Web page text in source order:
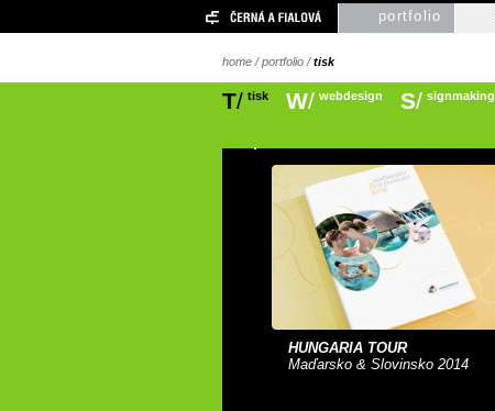
portfolio
home /portfolio /tisk
T/ tisk W/ webdesign S/ signmaking
HUNGARIA TOUR
Maďarsko & Slovinsko 2014